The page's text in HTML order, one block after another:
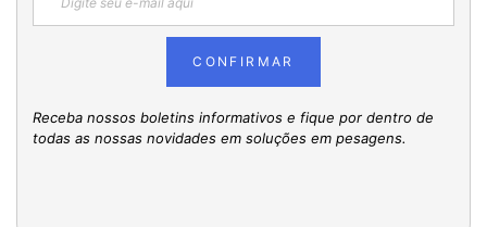
CONFIRMAR
Receba nossos boletins informativos e fique por dentro de
todas as nossas novidades em soluções em pesagens.